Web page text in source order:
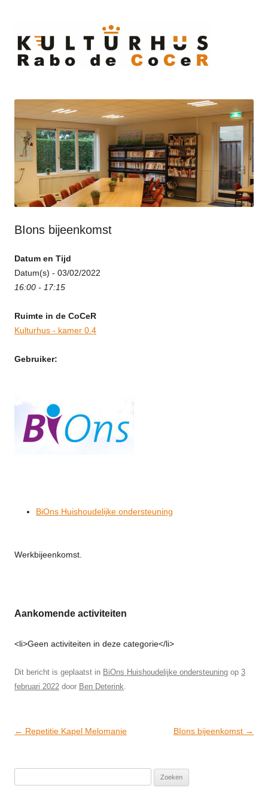
BIons bijeenkomst
Datum en Tijd
Datum(s) - 03/02/2022
16:00 - 17:15
Ruimte in de CoCeR
Kulturhus - kamer 0.4
Gebruiker:
BiOns Huishoudelijke ondersteuning
Werkbijeenkomst.
Aankomende activiteiten
<li>Geen activiteiten in deze categorie</li>
Dit bericht is geplaatst in BiOns Huishoudelijke ondersteuning op 3
februari 2022 door Ben Deterink
Post
← Repetitie Kapel Melomanie BIons bijeenkomst →
naar: